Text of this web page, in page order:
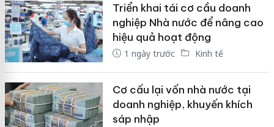
Triển khai tái cơ cầu doanh
nghiệp Nhà nước để nâng cao
hiệu quả hoạt động
1 ngày trước Kinh tế
Cơ cấu lại vốn nhà nước tại
doanh nghiệp, khuyến khích
sáp nhập